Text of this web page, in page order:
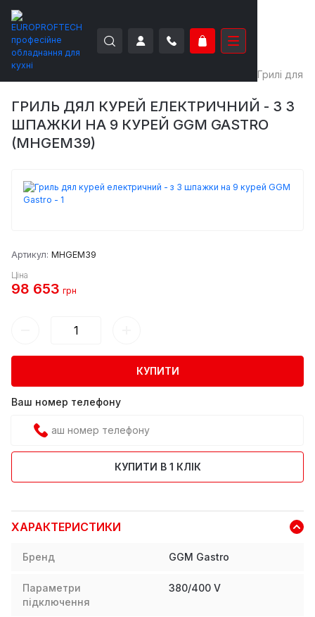
EUROPROFTECH Грилі для
ГРИЛЬ ДЯЛ КУРЕЙ ЕЛЕКТРИЧНИЙ - З 3
ШПАЖКИ НА 9 КУРЕЙ GGM GASTRO
(MHGEM39)
Артикул: MHGEM39
Ціна
98 653 грн
КУПИТИ
Ваш номер телефону
КУПИТИ В 1 КЛІК
ХАРАКТЕРИСТИКИ
Бренд GGM Gastro
Параметри
підключення
380/400 V